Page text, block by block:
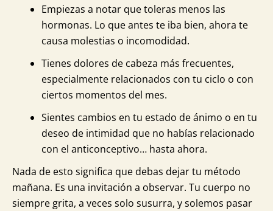
Empiezas a notar que toleras menos las
hormonas. Lo que antes te iba bien, ahora te
causa molestias o incomodidad.
Tienes dolores de cabeza más frecuentes,
especialmente relacionados con tu ciclo o con
ciertos momentos del mes.
Sientes cambios en tu estado de ánimo o en tu
deseo de intimidad que no habías relacionado
con el anticonceptivo… hasta ahora.
Nada de esto significa que debas dejar tu método
mañana. Es una invitación a observar. Tu cuerpo no
siempre grita, a veces solo susurra, y solemos pasar